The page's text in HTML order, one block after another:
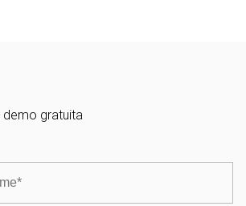
demo gratuita